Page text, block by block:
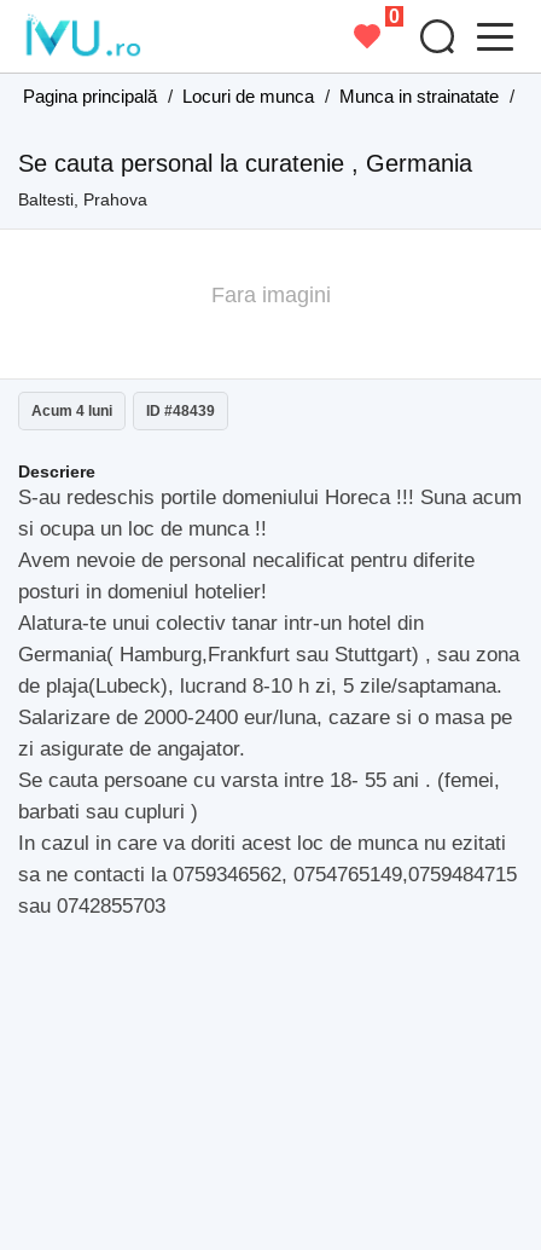
0
Pagina principală / Locuri de munca / Munca in strainatate /
Se cauta personal la curatenie , Germania
Baltesti, Prahova
Fara imagini
Acum 4 luni ID #48439
Descriere
S-au redeschis portile domeniului Horeca !!! Suna acum
si ocupa un loc de munca !!
Avem nevoie de personal necalificat pentru diferite
posturi in domeniul hotelier!
Alatura-te unui colectiv tanar intr-un hotel din
Germania( Hamburg,Frankfurt sau Stuttgart) , sau zona
de plaja(Lubeck), lucrand 8-10 h zi, 5 zile/saptamana.
Salarizare de 2000-2400 eur/luna, cazare si o masa pe
zi asigurate de angajator.
Se cauta persoane cu varsta intre 18- 55 ani . (femei,
barbati sau cupluri )
In cazul in care va doriti acest loc de munca nu ezitati
sa ne contacti la 0759346562, 0754765149,0759484715
sau 0742855703